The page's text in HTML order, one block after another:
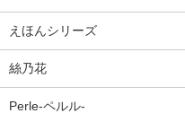
えほんシリーズ
絲乃花
Perle-ペルル-